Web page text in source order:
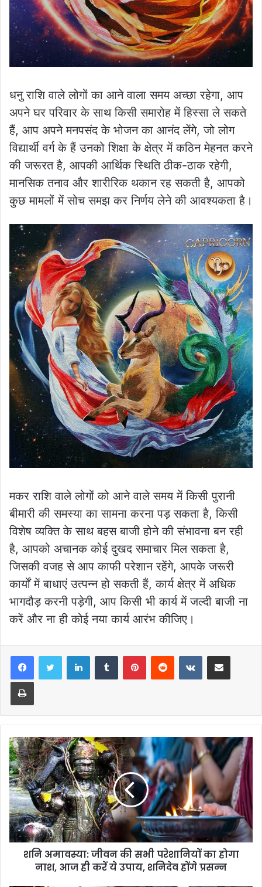
धनु राशि वाले लोगों का आने वाला समय अच्छा रहेगा, आप
अपने घर परिवार के साथ किसी समारोह में हिस्सा ले सकते
हैं, आप अपने मनपसंद के भोजन का आनंद लेंगे, जो लोग
विद्यार्थी वर्ग के हैं उनको शिक्षा के क्षेत्र में कठिन मेहनत करने
की जरूरत है, आपकी आर्थिक स्थिति ठीक-ठाक रहेगी,
मानसिक तनाव और शारीरिक थकान रह सकती है, आपको
कुछ मामलों में सोच समझ कर निर्णय लेने की आवश्यकता है।
मकर राशि वाले लोगों को आने वाले समय में किसी पुरानी
बीमारी की समस्या का सामना करना पड़ सकता है, किसी
विशेष व्यक्ति के साथ बहस बाजी होने की संभावना बन रही
है, आपको अचानक कोई दुखद समाचार मिल सकता है,
जिसकी वजह से आप काफी परेशान रहेंगे, आपके जरूरी
कार्यों में बाधाएं उत्पन्न हो सकती हैं, कार्य क्षेत्र में अधिक
भागदौड़ करनी पड़ेगी, आप किसी भी कार्य में जल्दी बाजी ना
करें और ना ही कोई नया कार्य आरंभ कीजिए।
LinkedInTumblr PinterestReddit VKontakteShare via Email
Print
शनि अमावस्या: जीवन की सभी परेशानियों का होगा
नाश, आज ही करें ये उपाय, शनिदेव होंगे प्रसन्न